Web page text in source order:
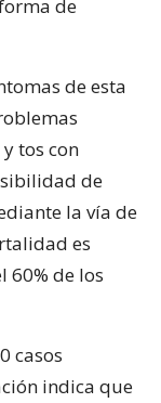
de
de esta
tos con
de
la vía de
es
60% de los
casos
indica que